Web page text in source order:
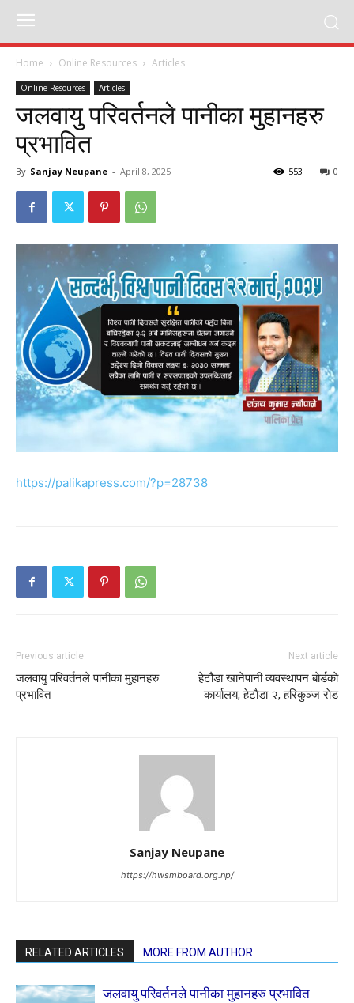
Home Online Resources Articles
Online Resources Articles
जलवायु परिवर्तनले पानीका मुहानहरु
प्रभावित
By Sanjay Neupane - April 8, 2025 0
553
https://palikapress.com/?p=28738
Previous article
जलवायु परिवर्तनले पानीका मुहानहरु
प्रभावित
Next article
हेटौंडा खानेपानी व्यवस्थापन बाेर्डकाे
कार्यालय, हेटाै‌डा २, हरिकुञ्ज राेड
Sanjay Neupane
https://hwsmboard.org.np/
RELATED ARTICLES MORE FROM AUTHOR
जलवायु परिवर्तनले पानीका मुहानहरु प्रभावित